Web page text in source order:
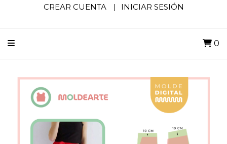
CREAR CUENTA INICIAR SESIÓN
0